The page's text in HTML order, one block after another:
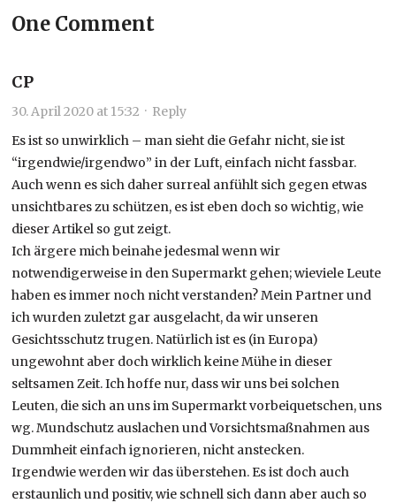
One Comment
CP
30. April 2020 at 15:32 · Reply
Es ist so unwirklich – man sieht die Gefahr nicht, sie ist
“irgendwie/irgendwo” in der Luft, einfach nicht fassbar.
Auch wenn es sich daher surreal anfühlt sich gegen etwas
unsichtbares zu schützen, es ist eben doch so wichtig, wie
dieser Artikel so gut zeigt.
Ich ärgere mich beinahe jedesmal wenn wir
notwendigerweise in den Supermarkt gehen; wieviele Leute
haben es immer noch nicht verstanden? Mein Partner und
ich wurden zuletzt gar ausgelacht, da wir unseren
Gesichtsschutz trugen. Natürlich ist es (in Europa)
ungewohnt aber doch wirklich keine Mühe in dieser
seltsamen Zeit. Ich hoffe nur, dass wir uns bei solchen
Leuten, die sich an uns im Supermarkt vorbeiquetschen, uns
wg. Mundschutz auslachen und Vorsichtsmaßnahmen aus
Dummheit einfach ignorieren, nicht anstecken.
Irgendwie werden wir das überstehen. Es ist doch auch
erstaunlich und positiv, wie schnell sich dann aber auch so